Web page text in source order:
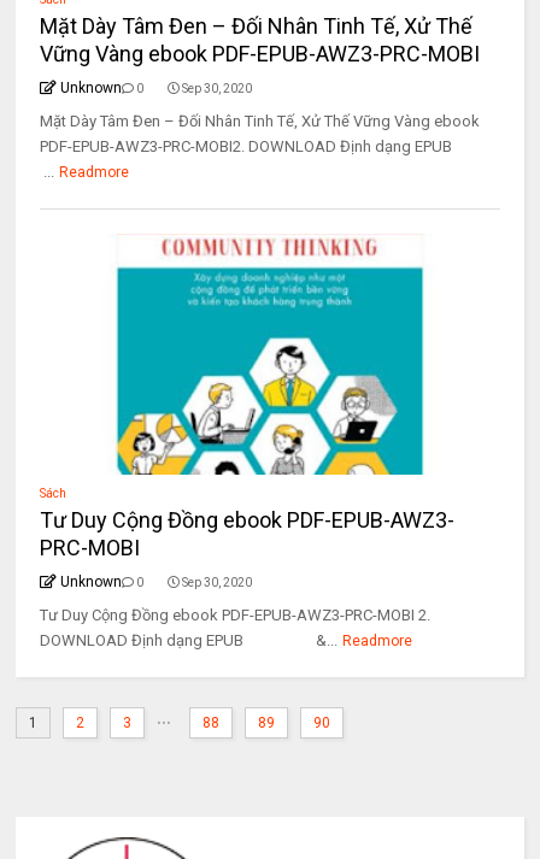
Mặt Dày Tâm Đen – Đối Nhân Tinh Tế, Xử Thế
Vững Vàng ebook PDF-EPUB-AWZ3-PRC-MOBI
Unknown 0 Sep 30, 2020
Mặt Dày Tâm Đen – Đối Nhân Tinh Tế, Xử Thế Vững Vàng ebook
PDF-EPUB-AWZ3-PRC-MOBI2. DOWNLOAD Định dạng EPUB
... Readmore
Sách
Tư Duy Cộng Đồng ebook PDF-EPUB-AWZ3-
PRC-MOBI
Unknown 0 Sep 30, 2020
Tư Duy Cộng Đồng ebook PDF-EPUB-AWZ3-PRC-MOBI 2.
DOWNLOAD Định dạng EPUB &... Readmore
1 2 3 ... 88 89 90